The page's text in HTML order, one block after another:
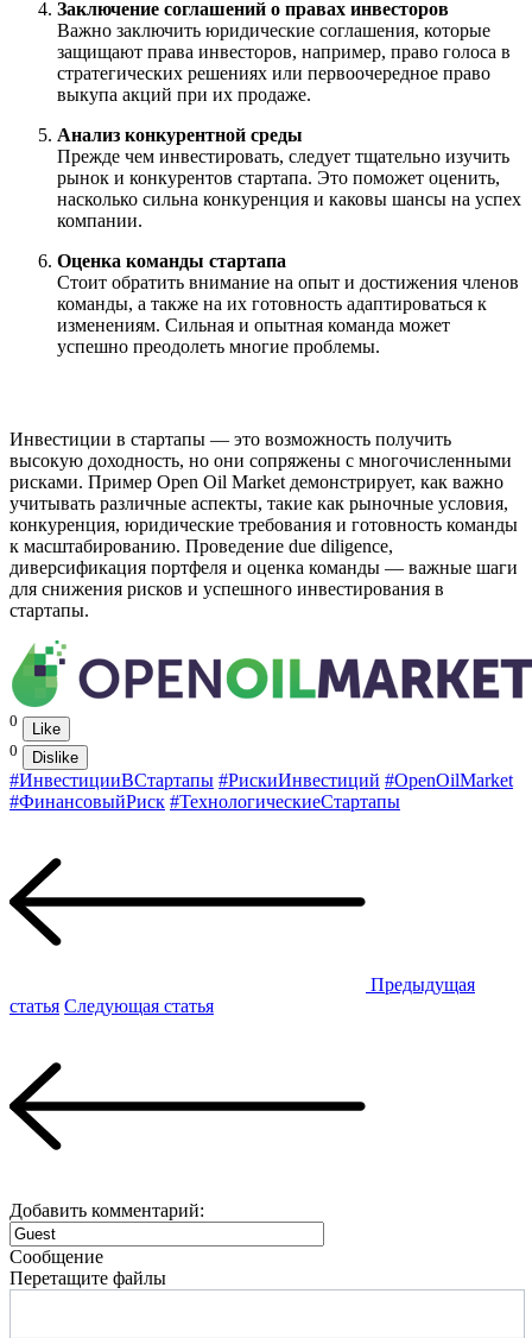
Заключение соглашений о правах инвесторов
Важно заключить юридические соглашения, которые
защищают права инвесторов, например, право голоса в
стратегических решениях или первоочередное право
выкупа акций при их продаже.
Анализ конкурентной среды
Прежде чем инвестировать, следует тщательно изучить
рынок и конкурентов стартапа. Это поможет оценить,
насколько сильна конкуренция и каковы шансы на успех
компании.
Оценка команды стартапа
Стоит обратить внимание на опыт и достижения членов
команды, а также на их готовность адаптироваться к
изменениям. Сильная и опытная команда может
успешно преодолеть многие проблемы.
Инвестиции в стартапы — это возможность получить
высокую доходность, но они сопряжены с многочисленными
рисками. Пример Open Oil Market демонстрирует, как важно
учитывать различные аспекты, такие как рыночные условия,
конкуренция, юридические требования и готовность команды
к масштабированию. Проведение due diligence,
диверсификация портфеля и оценка команды — важные шаги
для снижения рисков и успешного инвестирования в
стартапы.
0
Like
0
Dislike
#ИнвестицииВСтартапы #РискиИнвестиций #OpenOilMarket
#ФинансовыйРиск #ТехнологическиеСтартапы
Предыдущая
статья Следующая статья
Добавить комментарий:
Сообщение
Перетащите файлы